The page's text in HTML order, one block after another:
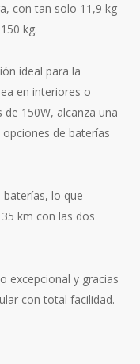
con tan solo 11,9 kg
kg.
ideal para la
en interiores o
150W, alcanza una
de baterías
lo que
km con las dos
excepcional y gracias
con total facilidad.